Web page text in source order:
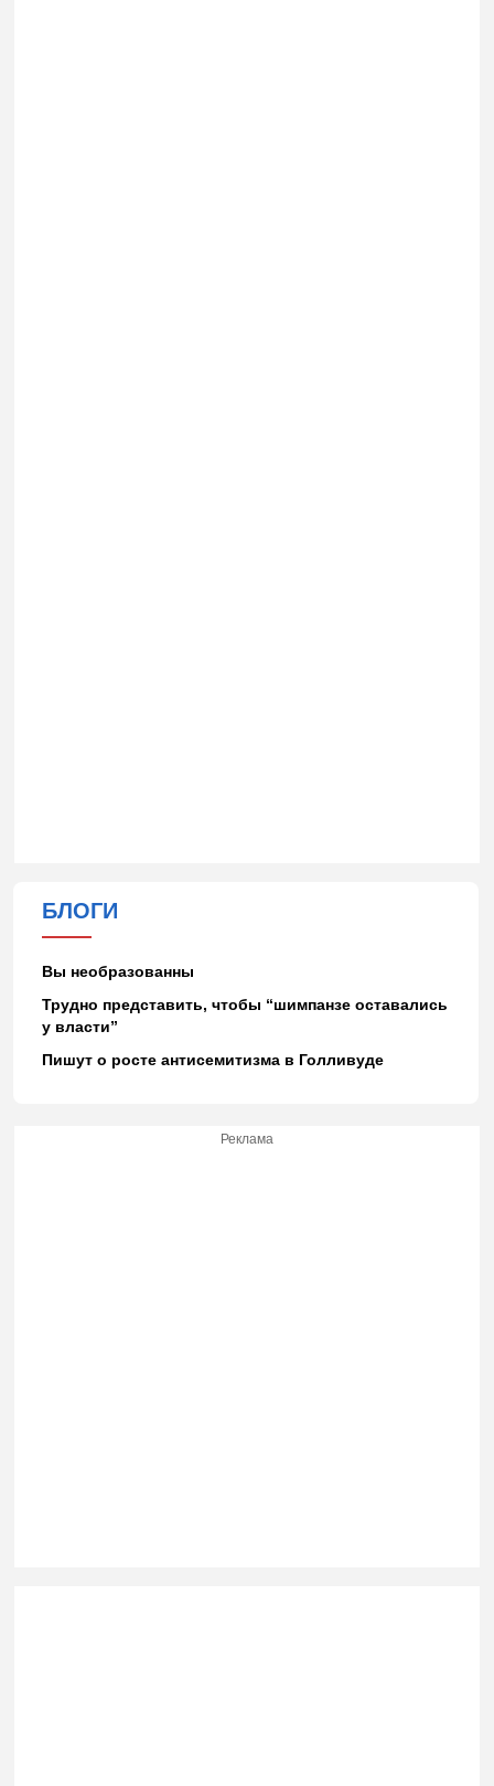
БЛОГИ
Вы необразованны
Трудно представить, чтобы “шимпанзе оставались
у власти”
Пишут о росте антисемитизма в Голливуде
Реклама